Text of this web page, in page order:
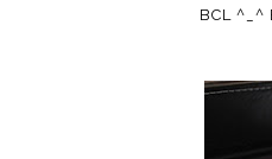
BCL